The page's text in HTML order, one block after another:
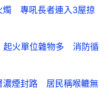
燭 專吼長者連入3屋掠
火單位雜物多 消防循
濃煙封路 居民稱喉轆無